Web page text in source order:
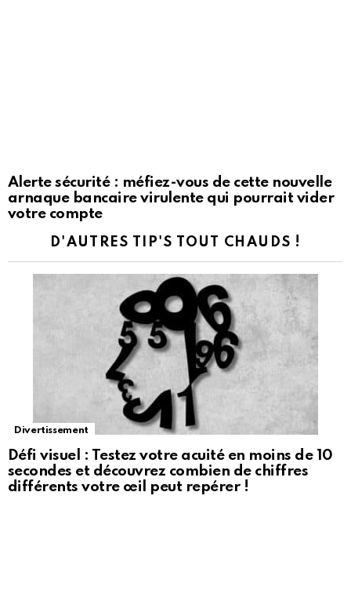
Alerte sécurité : méfiez-vous de cette nouvelle
arnaque bancaire virulente qui pourrait vider
votre compte
D'AUTRES TIP'S TOUT CHAUDS !
Divertissement
Défi visuel : Testez votre acuité en moins de 10
secondes et découvrez combien de chiffres
différents votre œil peut repérer !